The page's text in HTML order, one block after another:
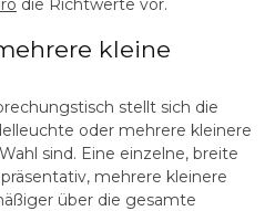
die Richtwerte vor.
kleine
stellt sich die
oder mehrere kleinere
sind. Eine einzelne, breite
mehrere kleinere
über die gesamte